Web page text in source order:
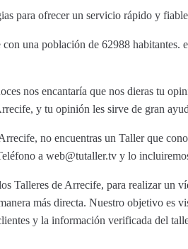
para ofrecer un servicio rápido y
una población de 62988 habitantes.
nos encantaría que nos dieras tu
y tu opinión les sirve de gran
no encuentras un Taller que
a web@tutaller.tv y lo
Talleres de Arrecife, para realizar un
más directa. Nuestro objetivo es
y la información verificada del